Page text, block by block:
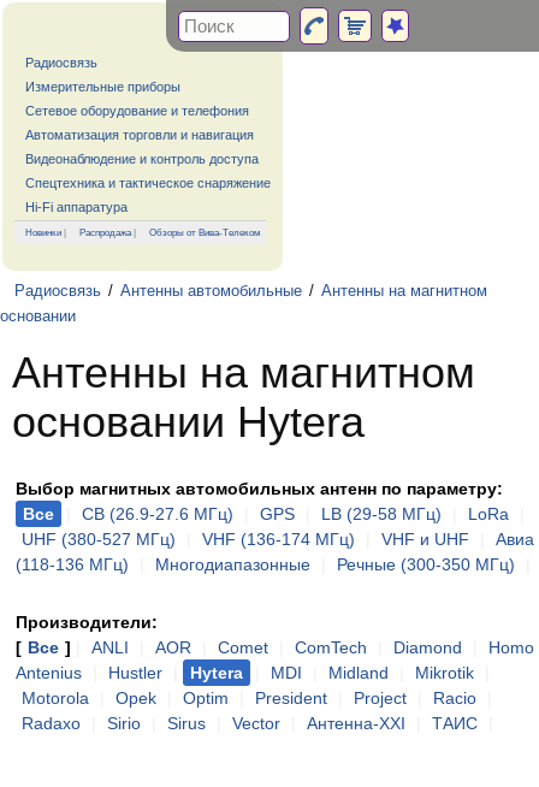
Радиосвязь
Измерительные приборы
Сетевое оборудование и телефония
Автоматизация торговли и навигация
Видеонаблюдение и контроль доступа
Спецтехника и тактическое снаряжение
Hi-Fi аппаратура
Новинки | Распродажа| Обзоры от Вива-Телеком
Радиосвязь / Антенны автомобильные / Антенны на магнитном
основании
Антенны на магнитном
основании Hytera
Выбор магнитных автомобильных антенн по параметру:
Все
CB (26.9-27.6 МГц) GPS LB (29-58 МГц) LoRa
UHF (380-527 МГц)
VHF (136-174 МГц) VHF и UHF
Авиа
(118-136 МГц)
Многодиапазонные Речные (300-350 МГц)
Производители:
[ Все ] ANLI AOR Comet ComTech Diamond
Homo
Antenius
Hustler Hytera MDI Midland Mikrotik
Motorola
Opek Optim President Project Racio
Radaxo
Sirio Sirus Vector Антенна-XXI ТАИС